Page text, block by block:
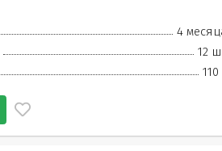
4
12
110